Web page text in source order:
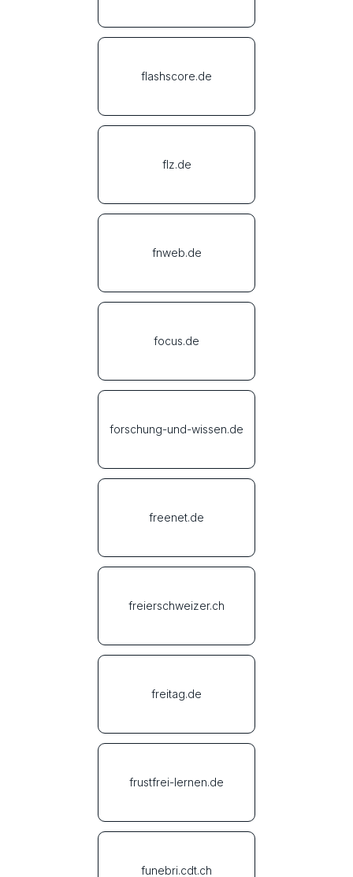
flashscore.de
flz.de
fnweb.de
focus.de
forschung-und-wissen.de
freenet.de
freierschweizer.ch
freitag.de
frustfrei-lernen.de
funebri.cdt.ch